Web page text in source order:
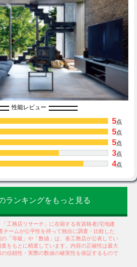
性能レビュー
5点
5点
5点
3点
4点
ランキングをもっと見る
工務店リサーチ」に在籍する有資格者(宅地建
チームが公平性を持って独自に調査・比較した
「等級」や「数値」は、各工務店が公表してい
をもとに精査しています。内容の正確性は最大
信頼性・実際の数値の確実性を保証するもので